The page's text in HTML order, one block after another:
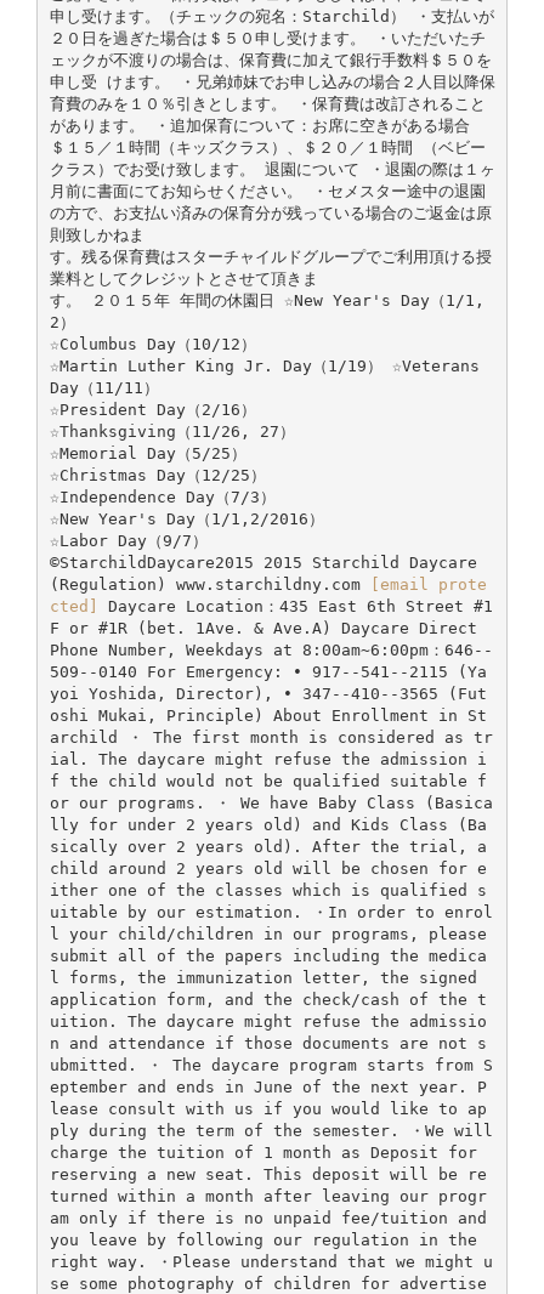
申し受けます。（チェックの宛名：Starchild） ・支払いが
２０日を過ぎた場合は＄５０申し受けます。 ・いただいたチ
ェックが不渡りの場合は、保育費に加えて銀行手数料＄５０を
申し受 けます。 ・兄弟姉妹でお申し込みの場合２人目以降保
育費のみを１０％引きとします。 ・保育費は改訂されること
があります。 ・追加保育について：お席に空きがある場合
＄１５／１時間（キッズクラス）、＄２０／１時間 （ベビー
クラス）でお受け致します。 退園について ・退園の際は１ヶ
月前に書面にてお知らせください。 ・セメスター途中の退園
の方で、お支払い済みの保育分が残っている場合のご返金は原
則致しかねま
す。残る保育費はスターチャイルドグループでご利用頂ける授
業料としてクレジットとさせて頂きま
す。 ２０１５年 年間の休園日 ☆New Year's Day（1/1,
2）
☆Columbus Day（10/12）
☆Martin Luther King Jr. Day（1/19） ☆Veterans
Day（11/11）
☆President Day（2/16）
☆Thanksgiving（11/26, 27）
☆Memorial Day（5/25）
☆Christmas Day（12/25）
☆Independence Day（7/3）
☆New Year's Day（1/1,2/2016）
☆Labor Day（9/7）
©StarchildDaycare2015 2015 Starchild Daycare
(Regulation) www.starchildny.com
[email prote
cted]
Daycare Location：435 East 6th Street #1
F or #1R (bet. 1Ave. & Ave.A) Daycare Direct
Phone Number, Weekdays at 8:00am~6:00pm：646-­‐
509-­‐0140 For Emergency: • 917-­‐541-­‐2115 (Ya
yoi Yoshida, Director), • 347-­‐410-­‐3565 (Fut
oshi Mukai, Principle) About Enrollment in St
archild ・ The first month is considered as tr
ial. The daycare might refuse the admission i
f the child would not be qualified suitable f
or our programs. ・ We have Baby Class (Basica
lly for under 2 years old) and Kids Class (Ba
sically over 2 years old). After the trial, a
child around 2 years old will be chosen for e
ither one of the classes which is qualified s
uitable by our estimation. ・In order to enrol
l your child/children in our programs, please
submit all of the papers including the medica
l forms, the immunization letter, the signed
application form, and the check/cash of the t
uition. The daycare might refuse the admissio
n and attendance if those documents are not s
ubmitted. ・ The daycare program starts from S
eptember and ends in June of the next year. P
lease consult with us if you would like to ap
ply during the term of the semester. ・We will
charge the tuition of 1 month as Deposit for
reserving a new seat. This deposit will be re
turned within a month after leaving our progr
am only if there is no unpaid fee/tuition and
you leave by following our regulation in the
right way. ・Please understand that we might u
se some photography of children for advertise